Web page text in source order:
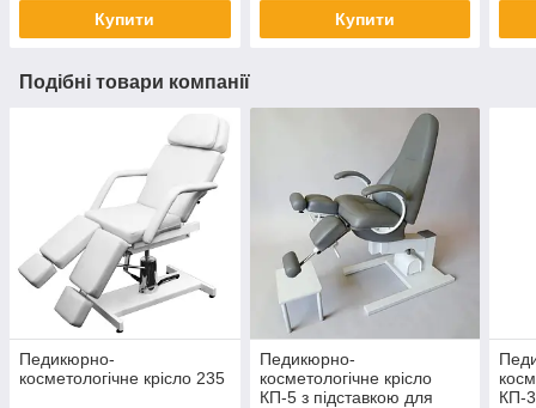
Купити Купити
Подібні товари компанії
Педикюрно-
косметологічне крісло 235
Педикюрно-
косметологічне крісло
КП-5 з підставкою для
КП-